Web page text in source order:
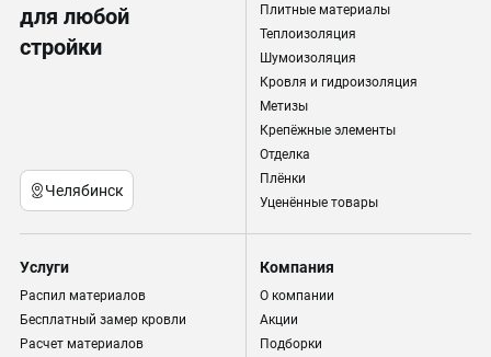
для любой
стройки
Челябинск
Плитные материалы
Теплоизоляция
Шумоизоляция
Кровля и гидроизоляция
Метизы
Крепёжные элементы
Отделка
Плёнки
Уценённые товары
Услуги
Распил материалов
Бесплатный замер кровли
Расчет материалов
Компания
О компании
Акции
Подборки